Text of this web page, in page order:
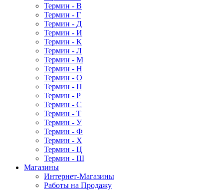
Термин - В
Термин - Г
Термин - Д
Термин - И
Термин - К
Термин - Л
Термин - М
Термин - Н
Термин - О
Термин - П
Термин - Р
Термин - С
Термин - Т
Термин - У
Термин - Ф
Термин - Х
Термин - Ц
Термин - Ш
Магазины
Интернет-Магазины
Работы на Продажу